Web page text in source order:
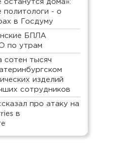
останутся дома»:
политологи - о
в Госдуму
БПЛА
по утрам
сотен тысяч
изделий
сотрудников
про атаку на
в